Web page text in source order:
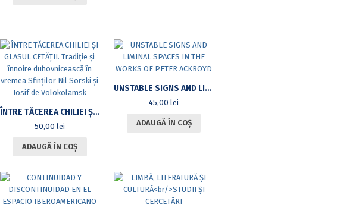
ÎNTRE TĂCEREA CHILIEI ȘI GLASUL CETĂȚII. TRADIȚIE ȘI ÎNNOIRE DUHOVNICEASCĂ ÎN VREMEA SFINȚILOR NIL SORSKI ȘI IOSIF DE VOLOKOLAMSK
50,00 lei
ADAUGĂ ÎN COȘ
UNSTABLE SIGNS AND LIMINAL SPACES IN THE WORKS OF PETER ACKROYD
45,00lei
ADAUGĂ ÎN COȘ